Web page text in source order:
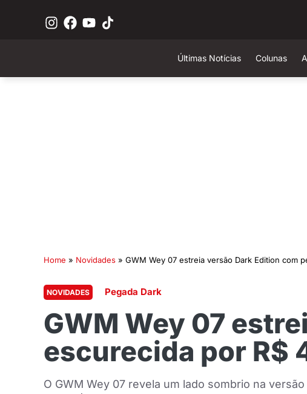
Últimas Notícias Colunas
Home » Novidades » GWM Wey 07 estreia versão Dark Edition com
NOVIDADES Pegada Dark
GWM Wey 07
escurecida por R$
O GWM Wey 07 revela um lado sombrio na